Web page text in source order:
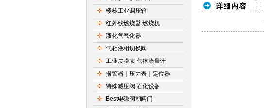
楼栋工业调压箱
红外线燃烧器 燃烧机
液化气气化器
气相液相切换阀
工业皮膜表 气体流量计
报警器｜压力表｜定位器
特殊减压阀 石化设备
Best电磁阀和阀门